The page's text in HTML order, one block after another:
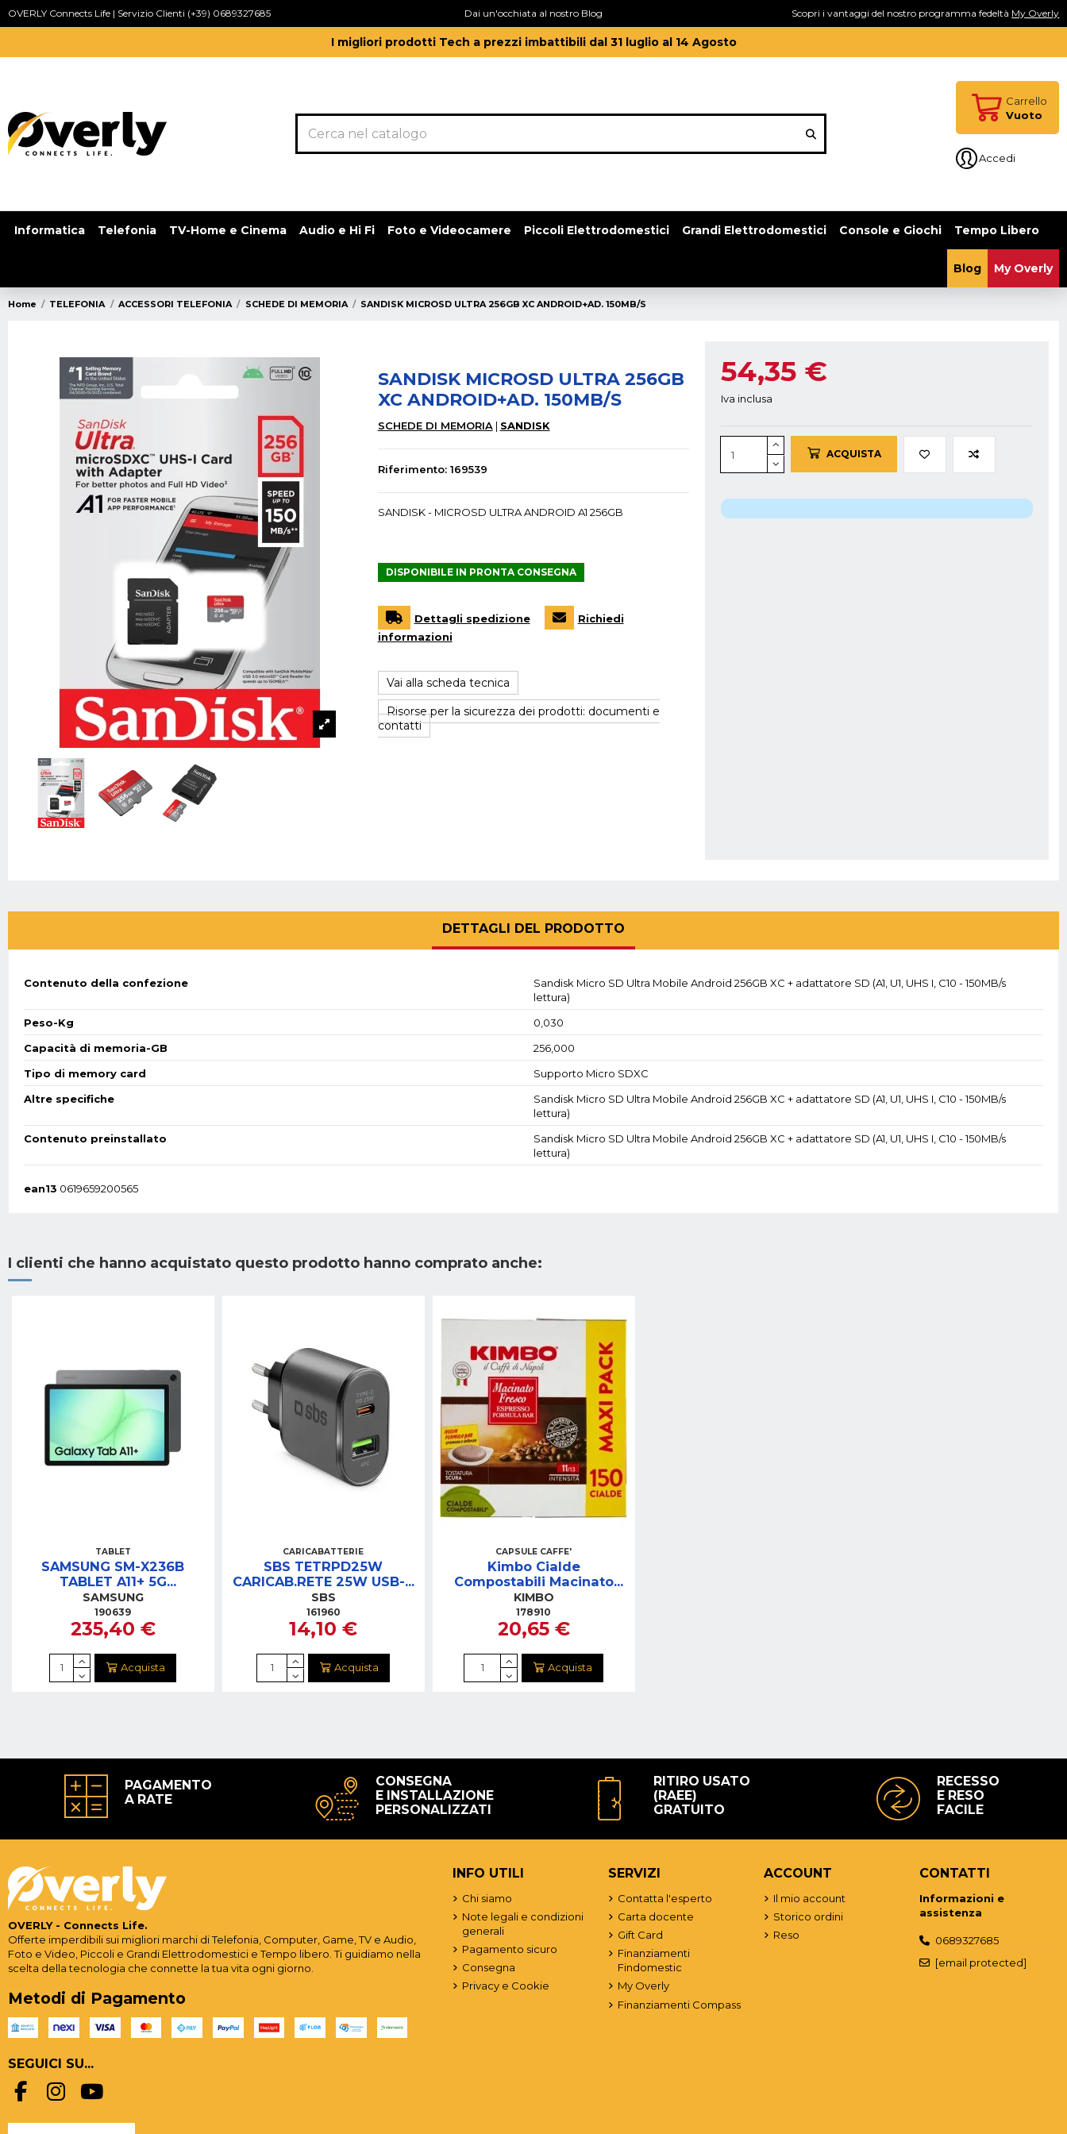
OVERLY Connects Life | Servizio Clienti (+39) 0689327685 Dai un'occhiata al nostro Blog Scopri i vantaggi del nostro programma fedeltà My Overly
I migliori prodotti Tech a prezzi imbattibili dal 31 luglio al 14 Agosto
Carrello
Vuoto
Accedi
Informatica Telefonia TV-Home e Cinema Audio e Hi Fi Foto e Videocamere Piccoli Elettrodomestici Grandi Elettrodomestici Console e Giochi Tempo Libero
My Overly
Blog
Home TELEFONIA ACCESSORI TELEFONIA SCHEDE DI MEMORIA SANDISK MICROSD ULTRA 256GB XC ANDROID+AD. 150MB/S
SANDISK MICROSD ULTRA 256GB
XC ANDROID+AD. 150MB/S
SCHEDE DI MEMORIA SANDISK
Riferimento: 169539
SANDISK - MICROSD ULTRA ANDROID A1 256GB
DISPONIBILE IN PRONTA CONSEGNA
Dettagli spedizione
Richiedi
informazioni
Vai alla scheda tecnica
Risorse per la sicurezza dei prodotti: documenti e
contatti
54,35 €
Iva inclusa
ACQUISTA
DETTAGLI DEL PRODOTTO
Contenuto della confezione
Sandisk Micro SD Ultra Mobile Android 256GB XC + adattatore SD (A1, U1, UHS I, C10 - 150MB/s
lettura)
Peso-Kg
0,030
Capacità di memoria-GB
256,000
Tipo di memory card
Supporto Micro SDXC
Altre specifiche
Sandisk Micro SD Ultra Mobile Android 256GB XC + adattatore SD (A1, U1, UHS I, C10 - 150MB/s
lettura)
Contenuto preinstallato
Sandisk Micro SD Ultra Mobile Android 256GB XC + adattatore SD (A1, U1, UHS I, C10 - 150MB/s
lettura)
ean13 0619659200565
I clienti che hanno acquistato questo prodotto hanno comprato anche:
TABLET
SAMSUNG SM-X236B
TABLET A11+ 5G
11"6GB/128GB GRAY
SAMSUNG
190639
235,40 €
Acquista
CARICABATTERIE
SBS TETRPD25W
CARICAB.RETE 25W USB-C
BIANCO
SBS
161960
14,10 €
Acquista
CAPSULE CAFFE'
Kimbo Cialde
Compostabili Macinato
Fresco – 150 Pezzi
KIMBO
178910
20,65 €
Acquista
PAGAMENTO
A RATE
CONSEGNA
E INSTALLAZIONE
PERSONALIZZATI
RITIRO USATO
(RAEE)
GRATUITO
RECESSO
E RESO
FACILE
OVERLY - Connects Life.
Offerte imperdibili sui migliori marchi di Telefonia, Computer, Game, TV e Audio,
Foto e Video, Piccoli e Grandi Elettrodomestici e Tempo libero. Ti guidiamo nella
scelta della tecnologia che connette la tua vita ogni giorno.
Metodi di Pagamento
INFO UTILI
Chi siamo
Note legali e condizioni
generali
Pagamento sicuro
Consegna
Privacy e Cookie
SERVIZI
Contatta l'esperto
Carta docente
Gift Card
Finanziamenti
Findomestic
My Overly
Finanziamenti Compass
ACCOUNT
Il mio account
Storico ordini
Reso
CONTATTI
Informazioni e
assistenza
0689327685
[email protected]
SEGUICI SU...